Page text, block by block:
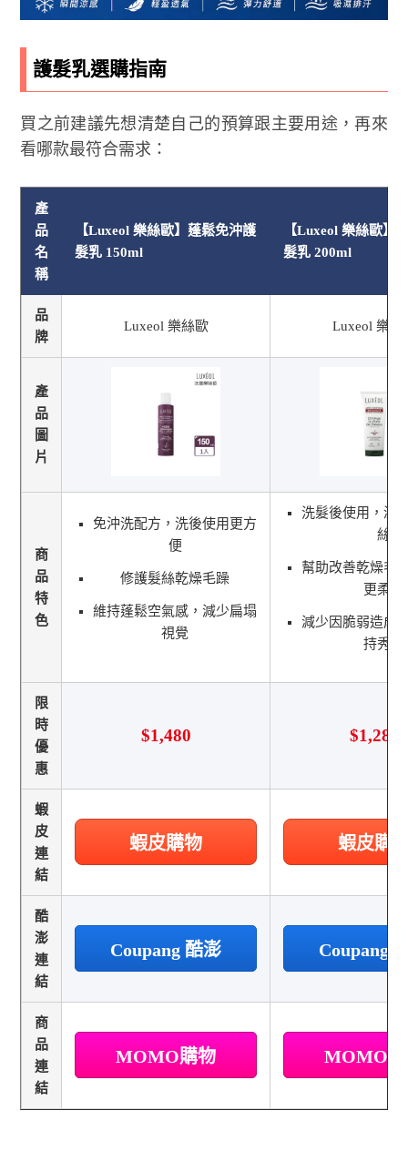
護髮乳選購指南
買之前建議先想清楚自己的預算跟主要用途，再來
看哪款最符合需求：
產
品
名
稱
【Luxeol 樂絲歐】蓬鬆免沖護
髮乳 150ml
【Luxeol 樂絲歐】
髮乳 200ml
品
牌
Luxeol 樂絲歐 Luxeol 樂絲
產
品
圖
片
商
品
特
色
免沖洗配方，洗後使用更方
便
修護髮絲乾燥毛躁
維持蓬鬆空氣感，減少扁塌
視覺
洗髮後使用，滋
絲
幫助改善乾燥毛
更柔順
減少因脆弱造成
持秀髮
限
時
優
惠
$1,480 $1,280
蝦
皮
連
結
蝦皮購物 蝦皮購
酷
澎
連
結
Coupang 酷澎 Coupang
商
品
連
結
MOMO購物 MOMO